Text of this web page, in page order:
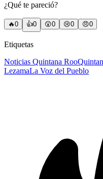
¿Qué te pareció?
🔥0 👍0 😲0 😢0 😠0
Etiquetas
Noticias Quintana Roo
LezamaLa Voz del Pueblo